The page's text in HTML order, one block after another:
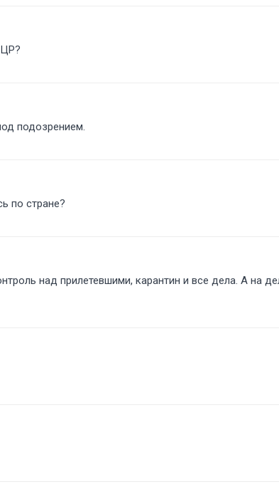
подозрением.
по стране
над прилетевшими, карантин и все дела. А на